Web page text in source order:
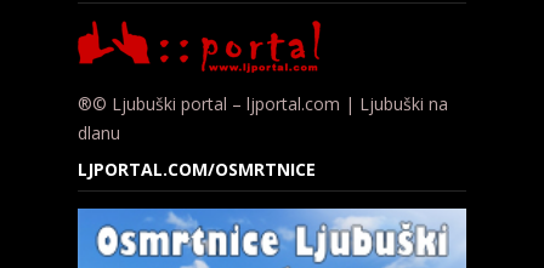
®© Ljubuški portal – ljportal.com | Ljubuški na
dlanu
LJPORTAL.COM/OSMRTNICE